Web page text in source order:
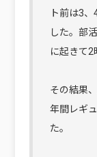
ト前は3
した。部
に起きて2
その結果
年間レギ
た。